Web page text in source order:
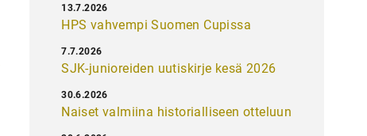
HPS vahvempi Suomen Cupissa
13.7.2026
SJK-junioreiden uutiskirje kesä 2026
7.7.2026
Naiset valmiina historialliseen otteluun
30.6.2026